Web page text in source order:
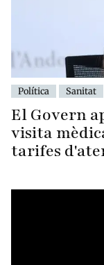
Política Sanitat
El Govern
visita
tarifes